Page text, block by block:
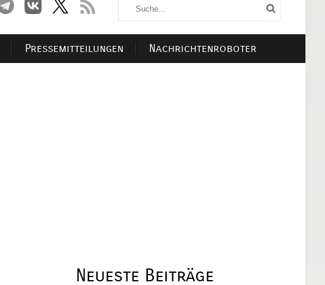
Pressemitteilungen Nachrichtenroboter
Neueste Beiträge